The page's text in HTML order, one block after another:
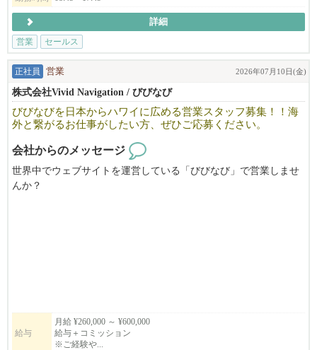
す。
一緒に新しいことに挑戦しませんか？
えてくださる方を募集しています！
日本だけでなくアメリカにも本社があるため、ハワイ・ロサンゼ
ルスでの海外担当部署の研修制度も完備！
詳細
営業
セールス
正社員 営業 2026年07月10日(金)
株式会社Vivid Navigation / びびなび
びびなびを日本からハワイに広める営業スタッフ募集！！海
外と繋がるお仕事がしたい方、ぜひご応募ください。
会社からのメッセージ
世界中でウェブサイトを運営している「びびなび」で営業しませ
んか？
海外での挑戦をしてみたい方、びびなびへの熱い想いがある方、
などの採用も前向きに検討、応援しています。
給与
月給 ¥260,000 ～ ¥600,000
給与＋コミッション
※ご経験や...